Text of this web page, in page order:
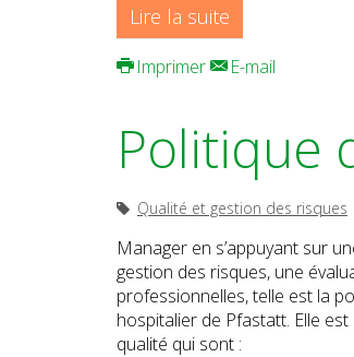
Lire la suite
Imprimer E-mail
Politique
Qualité et gestion des risques
Manager en s’appuyant sur
gestion des risques, une
professionnelles, telle est la
hospitalier de Pfastatt. Elle
qualité qui sont :